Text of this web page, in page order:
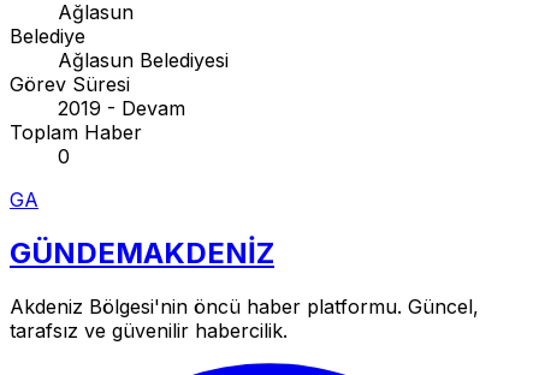
Ağlasun
Belediye
Ağlasun Belediyesi
Görev Süresi
2019 - Devam
Toplam Haber
0
GA
GÜNDEMAKDENİZ
Akdeniz Bölgesi'nin öncü haber platformu. Güncel,
tarafsız ve güvenilir habercilik.